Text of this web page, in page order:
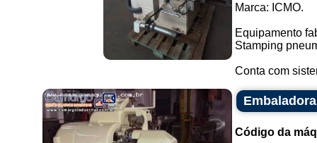
Marca: ICMO.
Equipamento
Stamping
Conta com
Código da